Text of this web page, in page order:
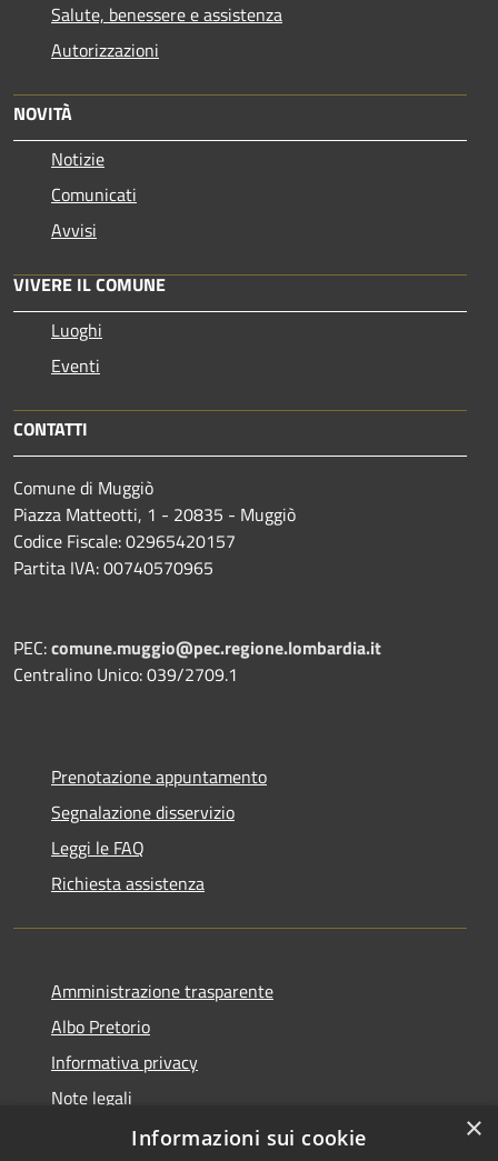
Salute, benessere e assistenza
Autorizzazioni
NOVITÀ
Notizie
Comunicati
Avvisi
VIVERE IL COMUNE
Luoghi
Eventi
CONTATTI
Comune di Muggiò
Piazza Matteotti, 1 - 20835 - Muggiò
Codice Fiscale: 02965420157
Partita IVA: 00740570965
PEC:comune.muggio@pec.regione.lombardia.it
Centralino Unico: 039/2709.1
Prenotazione appuntamento
Segnalazione disservizio
Leggi le FAQ
Richiesta assistenza
Amministrazione trasparente
Albo Pretorio
Informativa privacy
Note legali
Dichiarazione di accessibilità
×
Informazioni sui cookie